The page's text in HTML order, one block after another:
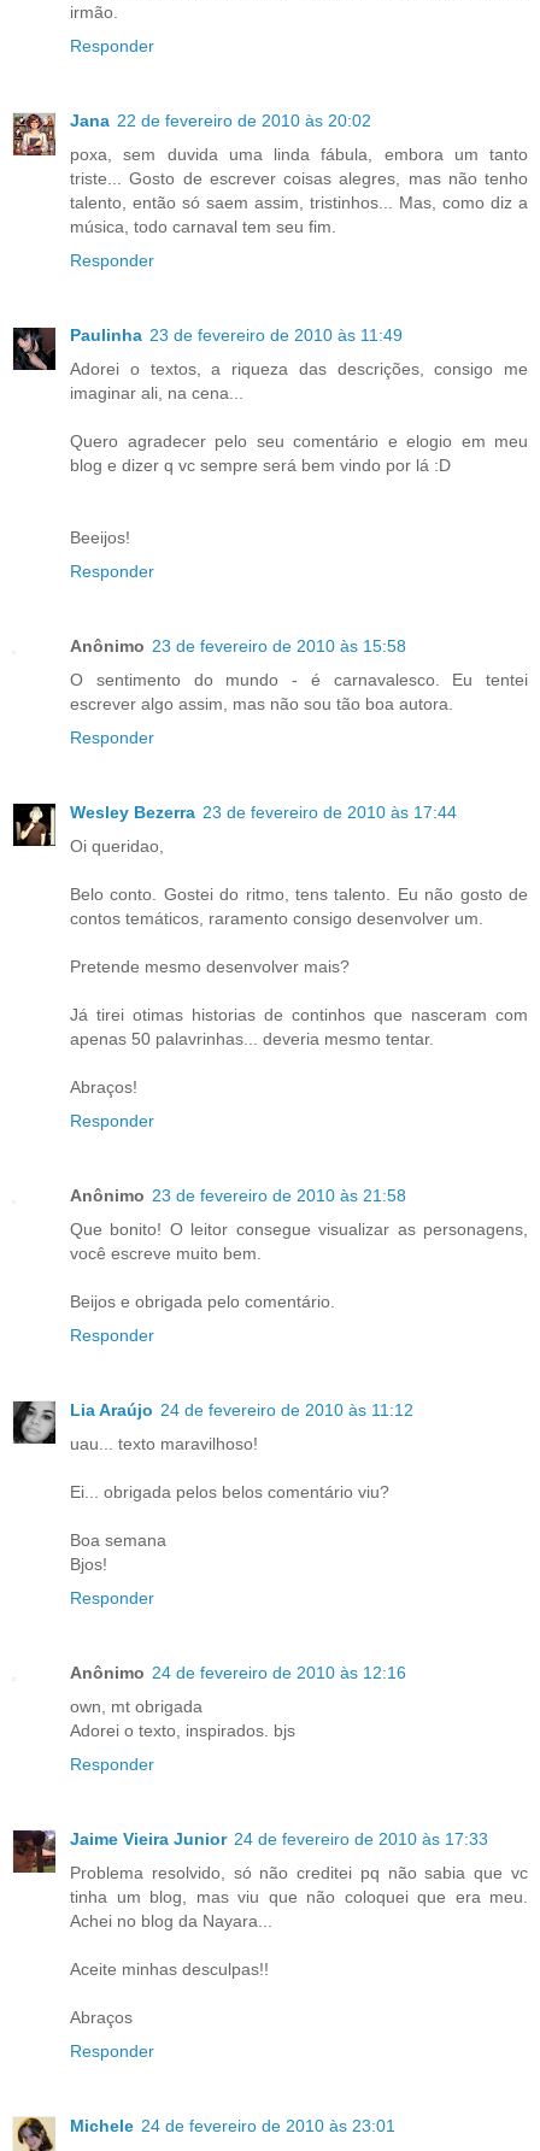
irmão.
Responder
Jana 22 de fevereiro de 2010 às 20:02
poxa, sem duvida uma linda fábula, embora um tanto
triste... Gosto de escrever coisas alegres, mas não tenho
talento, então só saem assim, tristinhos... Mas, como diz a
música, todo carnaval tem seu fim.
Responder
Paulinha 23 de fevereiro de 2010 às 11:49
Adorei o textos, a riqueza das descrições, consigo me
imaginar ali, na cena...
Quero agradecer pelo seu comentário e elogio em meu
blog e dizer q vc sempre será bem vindo por lá :D
Beeijos!
Responder
Anônimo 23 de fevereiro de 2010 às 15:58
O sentimento do mundo - é carnavalesco. Eu tentei
escrever algo assim, mas não sou tão boa autora.
Responder
Wesley Bezerra 23 de fevereiro de 2010 às 17:44
Oi queridao,
Belo conto. Gostei do ritmo, tens talento. Eu não gosto de
contos temáticos, raramento consigo desenvolver um.
Pretende mesmo desenvolver mais?
Já tirei otimas historias de continhos que nasceram com
apenas 50 palavrinhas... deveria mesmo tentar.
Abraços!
Responder
Anônimo 23 de fevereiro de 2010 às 21:58
Que bonito! O leitor consegue visualizar as personagens,
você escreve muito bem.
Beijos e obrigada pelo comentário.
Responder
Lia Araújo 24 de fevereiro de 2010 às 11:12
uau... texto maravilhoso!
Ei... obrigada pelos belos comentário viu?
Boa semana
Bjos!
Responder
Anônimo 24 de fevereiro de 2010 às 12:16
own, mt obrigada
Adorei o texto, inspirados. bjs
Responder
Jaime Vieira Junior 24 de fevereiro de 2010 às 17:33
Problema resolvido, só não creditei pq não sabia que vc
tinha um blog, mas viu que não coloquei que era meu.
Achei no blog da Nayara...
Aceite minhas desculpas!!
Abraços
Responder
Michele 24 de fevereiro de 2010 às 23:01